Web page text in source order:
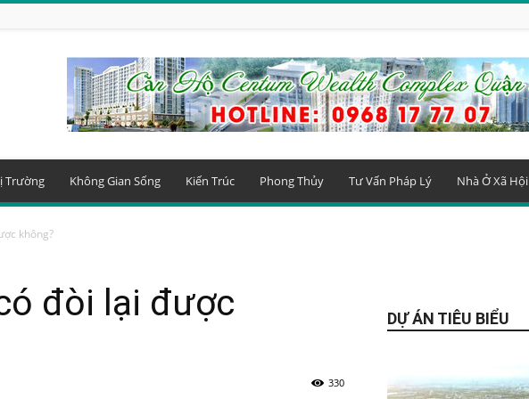
Trường Không Gian Sống Kiến Trúc Phong Thủy Tư Vấn Pháp Lý Nhà Ở Xã Hội
không?
đòi lại được
330
DỰ ÁN TIÊU BIỂU